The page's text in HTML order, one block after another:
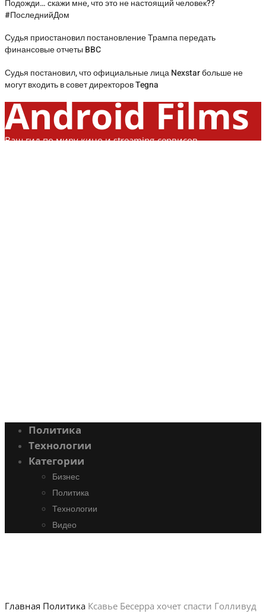
Подожди… скажи мне, что это не настоящий человек??
#ПоследнийДом
Судья приостановил постановление Трампа передать
финансовые отчеты BBC
Судья постановил, что официальные лица Nexstar больше не
могут входить в совет директоров Tegna
Android Films
Ваш гид по миру кино и streaming-сервисов
Политика
Технологии
Категории
Бизнес
Политика
Технологии
Видео
Главная Политика Ксавье Бесерра хочет спасти Голливуд